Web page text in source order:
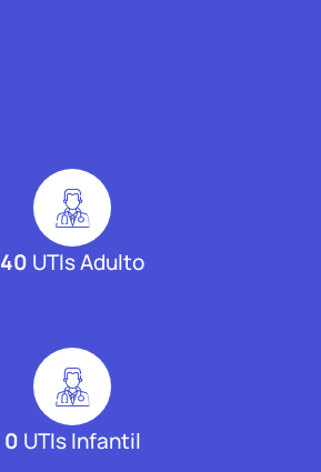
40 UTIs Adulto
0 UTIs Infantil